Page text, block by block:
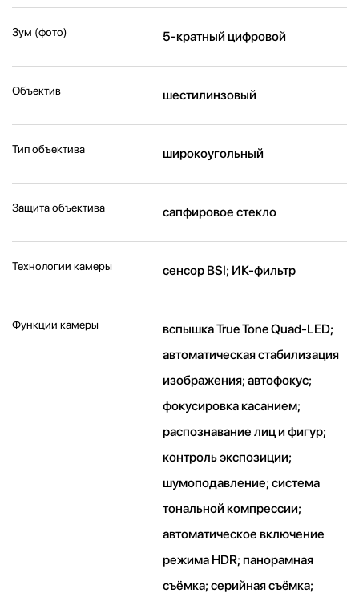
Зум (фото) 5-кратный цифровой
Объектив шестилинзовый
Тип объектива широкоугольный
Защита объектива сапфировое стекло
Технологии камеры cенсор BSI; ИК-фильтр
Функции камеры
вспышка True Tone Quad-LED;
автоматическая стабилизация
изображения; автофокус;
фокусировка касанием;
распознавание лиц и фигур;
контроль экспозиции;
шумоподавление; система
тональной компрессии;
автоматическое включение
режима HDR; панорамная
съёмка; серийная съëмка;